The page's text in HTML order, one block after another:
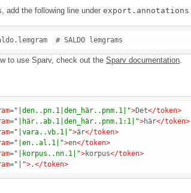
add the following line under export.annotations
to use Sparv, check out the Sparv documentation.
="|den..pn.1|den_här..pnm.1|">Det</token>
="|här..ab.1|den_här..pnm.1:1|">här</token>
="|vara..vb.1|">är</token>
="|en..al.1|">en</token>
="|korpus..nn.1|">korpus</token>
="|">.</token>